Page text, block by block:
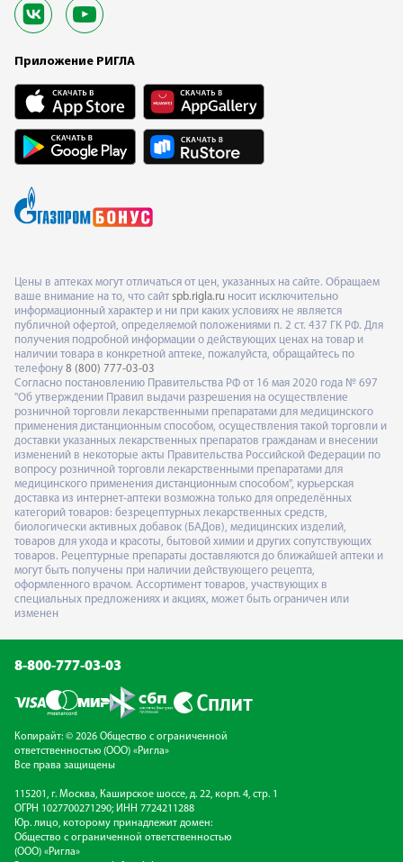
Приложение РИГЛА
Цены в аптеках могут отличаться от цен, указанных на сайте. Обращаем
ваше внимание на то, что сайт spb.rigla.ru носит исключительно
информационный характер и ни при каких условиях не является
публичной офертой, определяемой положениями п. 2 ст. 437 ГК РФ. Для
получения подробной информации о действующих ценах на товар и
наличии товара в конкретной аптеке, пожалуйста, обращайтесь по
телефону 8 (800) 777-03-03
Согласно постановлению Правительства РФ от 16 мая 2020 года № 697
"Об утверждении Правил выдачи разрешения на осуществление
розничной торговли лекарственными препаратами для медицинского
применения дистанционным способом, осуществления такой торговли и
доставки указанных лекарственных препаратов гражданам и внесении
изменений в некоторые акты Правительства Российской Федерации по
вопросу розничной торговли лекарственными препаратами для
медицинского применения дистанционным способом", курьерская
доставка из интернет-аптеки возможна только для определённых
категорий товаров: безрецептурных лекарственных средств,
биологически активных добавок (БАДов), медицинских изделий,
товаров для ухода и красоты, бытовой химии и других сопутствующих
товаров. Рецептурные препараты доставляются до ближайшей аптеки и
могут быть получены при наличии действующего рецепта,
оформленного врачом. Ассортимент товаров, участвующих в
специальных предложениях и акциях, может быть ограничен или
изменен
8-800-777-03-03
Копирайт: © 2026 Общество с ограниченной
ответственностью (ООО) «Ригла»
Все права защищены
115201, г. Москва, Каширское шоссе, д. 22, корп. 4, стр. 1
ОГРН 1027700271290; ИНН 7724211288
Юр. лицо, которому принадлежит домен:
Общество с ограниченной ответственностью
(ООО) «Ригла»